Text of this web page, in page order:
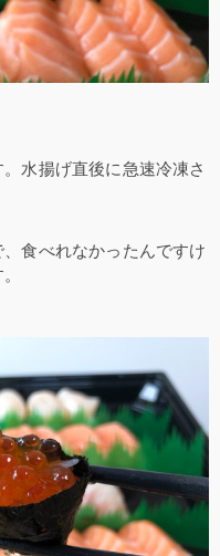
水揚げ直後に急速冷凍さ
食べれなかったんですけ